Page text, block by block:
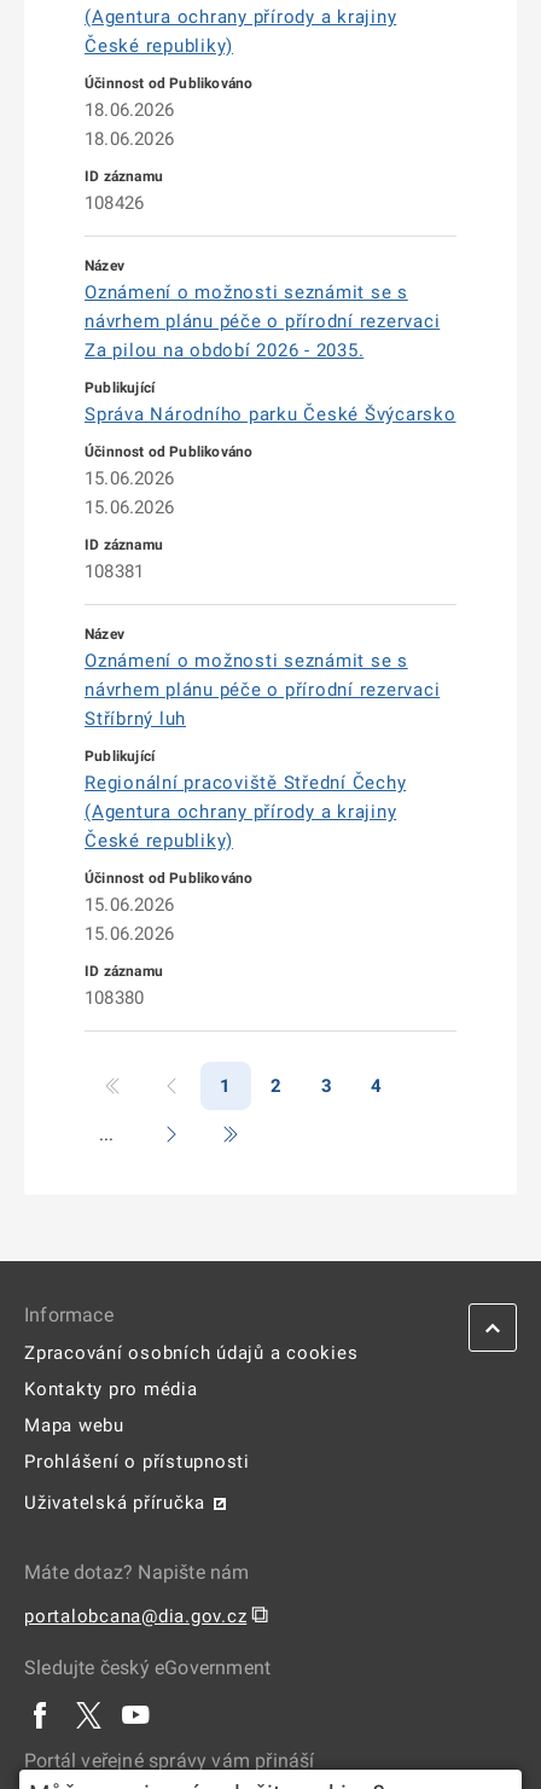
(Agentura ochrany přírody a krajiny
České republiky)
18.06.2026
18.06.2026
108426
Oznámení o možnosti seznámit se s
návrhem plánu péče o přírodní rezervaci
Za pilou na období 2026 - 2035.
Správa Národního parku České Švýcarsko
15.06.2026
15.06.2026
108381
Oznámení o možnosti seznámit se s
návrhem plánu péče o přírodní rezervaci
Stříbrný luh
Regionální pracoviště Střední Čechy
(Agentura ochrany přírody a krajiny
České republiky)
15.06.2026
15.06.2026
108380
1 2 3 4
Informace
Zpracování osobních údajů a cookies
Kontakty pro média
Mapa webu
Prohlášení o přístupnosti
Uživatelská příručka
Máte dotaz? Napište nám
portalobcana@dia.gov.cz ⧉
Sledujte český eGovernment
Portál veřejné správy vám přináší